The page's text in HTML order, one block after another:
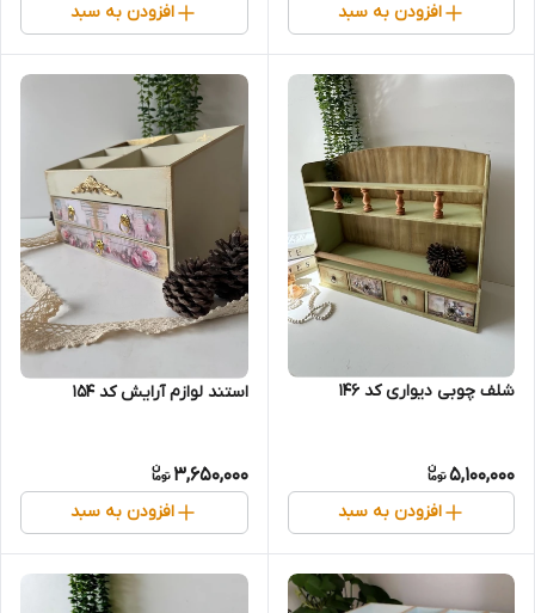
افزودن به سبد افزودن به سبد
شلف چوبی دیواری کد ۱۴۶
5,100,000
افزودن به سبد
استند لوازم آرایش کد 154
3,650,000
افزودن به سبد